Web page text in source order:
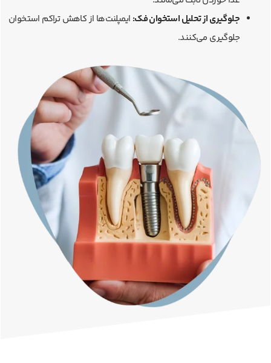
جلوگیری از تحلیل استخوان فک: ایمپلنت‌ها از کاهش تراکم استخوان
جلوگیری می‌کنند.